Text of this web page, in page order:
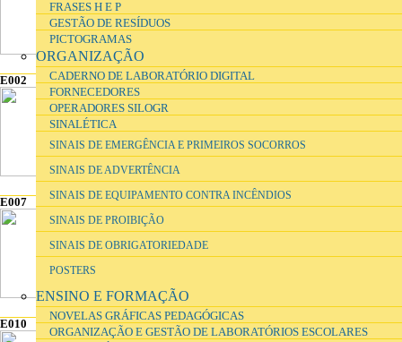
FRASES H E P
GESTÃO DE RESÍDUOS
PICTOGRAMAS
ORGANIZAÇÃO
CADERNO DE LABORATÓRIO DIGITAL
FORNECEDORES
OPERADORES SILOGR
SINALÉTICA
SINAIS DE EMERGÊNCIA E PRIMEIROS SOCORROS
SINAIS DE ADVERTÊNCIA
SINAIS DE EQUIPAMENTO CONTRA INCÊNDIOS
SINAIS DE PROIBIÇÃO
SINAIS DE OBRIGATORIEDADE
POSTERS
ENSINO E FORMAÇÃO
NOVELAS GRÁFICAS PEDAGÓGICAS
ORGANIZAÇÃO E GESTÃO DE LABORATÓRIOS ESCOLARES
E002 E003 E004
E007 E008 E009
E010 E011 E012